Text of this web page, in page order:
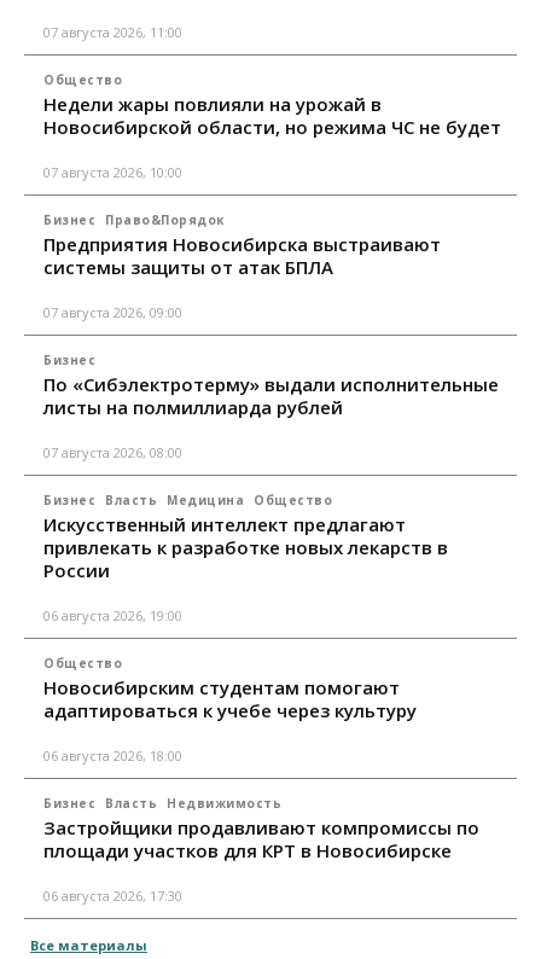
07 августа 2026, 11:00
Общество
Недели жары повлияли на урожай в
Новосибирской области, но режима ЧС не будет
07 августа 2026, 10:00
Бизнес Право&Порядок
Предприятия Новосибирска выстраивают
системы защиты от атак БПЛА
07 августа 2026, 09:00
Бизнес
По «Сибэлектротерму» выдали исполнительные
листы на полмиллиарда рублей
07 августа 2026, 08:00
Бизнес Власть Медицина Общество
Искусственный интеллект предлагают
привлекать к разработке новых лекарств в
России
06 августа 2026, 19:00
Общество
Новосибирским студентам помогают
адаптироваться к учебе через культуру
06 августа 2026, 18:00
Бизнес Власть Недвижимость
Застройщики продавливают компромиссы по
площади участков для КРТ в Новосибирске
06 августа 2026, 17:30
Все материалы